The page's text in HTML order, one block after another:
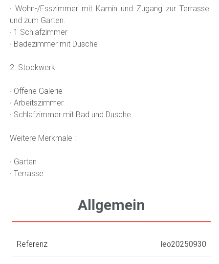
∙ Wohn-/Esszimmer mit Kamin und Zugang zur Terrasse
und zum Garten.
∙ 1 Schlafzimmer
∙ Badezimmer mit Dusche
2. Stockwerk :
∙ Offene Galerie
∙ Arbeitszimmer
∙ Schlafzimmer mit Bad und Dusche
Weitere Merkmale :
∙ Garten
∙ Terrasse
Allgemein
Referenz leo20250930